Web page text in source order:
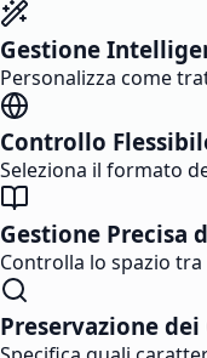
Gestione
Personalizza come
Controllo
Seleziona il formato
Gestione Precisa
Controlla lo spazio
Preservazione